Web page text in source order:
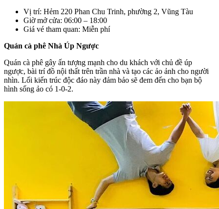
Vị trí: Hẻm 220 Phan Chu Trinh, phường 2, Vũng Tàu
Giờ mở cửa: 06:00 – 18:00
Giá vé tham quan: Miễn phí
Quán cà phê Nhà Úp Ngược
Quán cà phê gây ấn tượng mạnh cho du khách với chủ đề úp
ngược, bài trí đồ nội thất trên trần nhà và tạo các ảo ảnh cho người
nhìn. Lối kiến trúc độc đáo này đảm bảo sẽ đem đến cho bạn bộ
hình sống ảo có 1-0-2.